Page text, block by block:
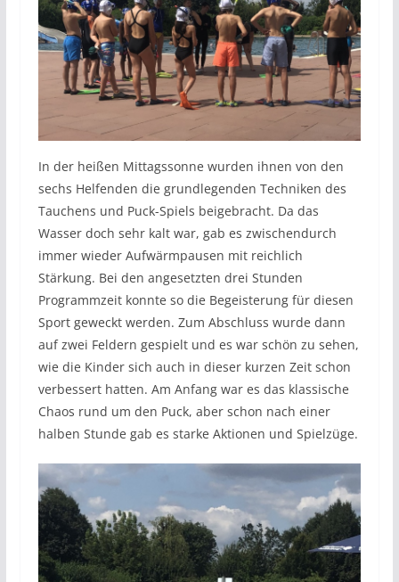
In der heißen Mittagssonne wurden ihnen von den
sechs Helfenden die grundlegenden Techniken des
Tauchens und Puck-Spiels beigebracht. Da das
Wasser doch sehr kalt war, gab es zwischendurch
immer wieder Aufwärmpausen mit reichlich
Stärkung. Bei den angesetzten drei Stunden
Programmzeit konnte so die Begeisterung für diesen
Sport geweckt werden. Zum Abschluss wurde dann
auf zwei Feldern gespielt und es war schön zu sehen,
wie die Kinder sich auch in dieser kurzen Zeit schon
verbessert hatten. Am Anfang war es das klassische
Chaos rund um den Puck, aber schon nach einer
halben Stunde gab es starke Aktionen und Spielzüge.